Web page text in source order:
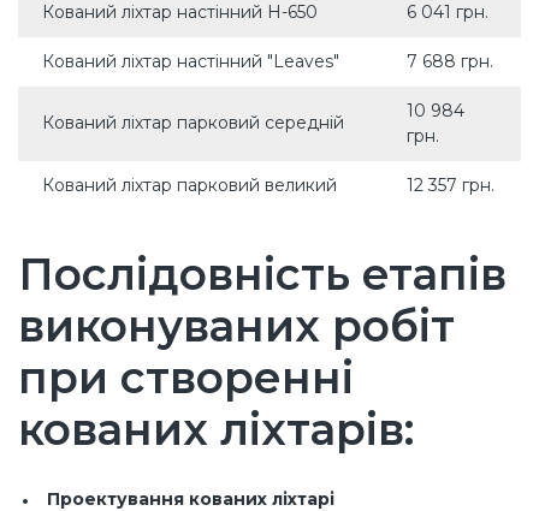
Кований ліхтар настінний H-650 6 041 грн.
Кований ліхтар настінний "Leaves" 7 688 грн.
Кований ліхтар парковий середній
10 984
грн.
Кований ліхтар парковий великий 12 357 грн.
Послідовність етапів
виконуваних робіт
при створенні
кованих ліхтарів:
Проектування кованих ліхтарі